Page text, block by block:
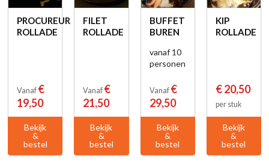
PROCUREUR
ROLLADE
Vanaf €
19,50
Bekijk
&
bestel
FILET
ROLLADE
Vanaf €
21,50
Bekijk
&
bestel
BUFFET
BUREN
vanaf 10
personen
Vanaf €
29,50
Bekijk
&
bestel
KIP
ROLLADE
€ 20,50
per stuk
Bekijk
&
bestel